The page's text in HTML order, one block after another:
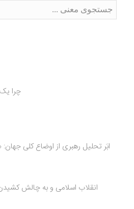
چرا
ابَر تحلیل رهبری از اوضاع کلی
انقلاب اسلامی و به چالش